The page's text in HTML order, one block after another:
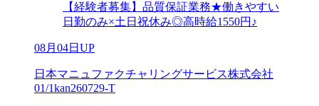
【経験者募集】品質保証業務★働きやすい
日勤のみ×土日祝休み◎高時給1550円♪
08月04日UP
日本マニュファクチャリングサービス株式会社
01/1kan260729-T